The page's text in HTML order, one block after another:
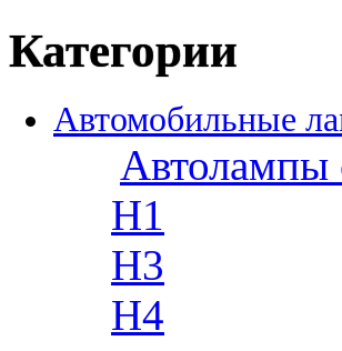
Категории
Автомобильные
Автолампы
H1
H3
H4